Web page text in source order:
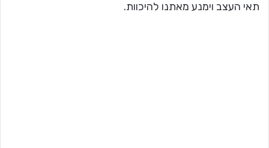
תאי העצב וימנע מאתנו להיכוות.